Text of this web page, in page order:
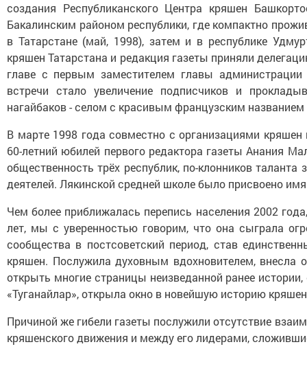
создания Республиканского Центра кряшен
Бакалинским районом республики, где компактно
в Татарстане (май, 1998), затем и в республике
кряшен Татарстана и редакция газеты приняли
главе с первым заместителем главы
встречи стало увеличение подписчиков и
нагайбаков - селом с красивым французским
В марте 1998 года совместно с организациями
60-летний юбилей первого редактора газеты Анания
общественность трёх республик, по-клонников
деятелей. Лякинской средней школе было присвоено
Чем более приближалась перепись населения 2002
лет, мы с уверенностью говорим, что она сыграла
сообщества в постсоветский период, став
кряшен. Послужила духовным вдохновителем,
открыть многие страницы неизведанной ранее
«Туганайлар», открыла окно в новейшую историю
Причиной же гибели газеты послужили отсутствие
кряшенского движения и между его лидерами,